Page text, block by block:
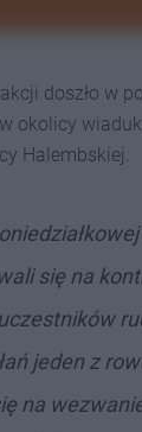
doszło w
okolicy
Halembskiej.
się na
jeden z
na